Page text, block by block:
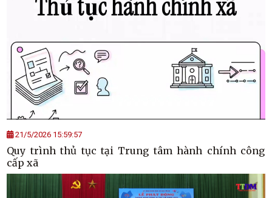
21/5/2026 15:59:57
Quy trình thủ tục tại Trung tâm hành chính công
cấp xã